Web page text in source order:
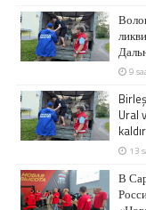
9
Ural
13
В